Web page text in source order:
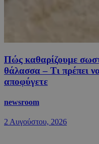
Πώς καθαρίζουμε
θάλασσα – Τι πρέπει
αποφύγετε
newsroom
2 Αυγούστου, 2026